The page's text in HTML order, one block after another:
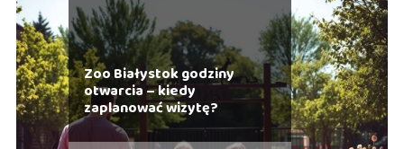
Zoo Białystok godziny
otwarcia – kiedy
zaplanować wizytę?